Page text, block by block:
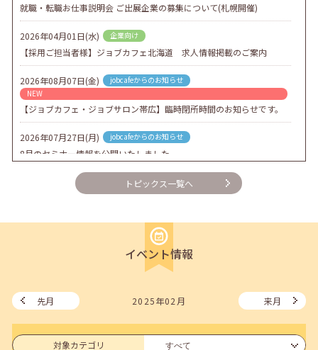
就職・転職お仕事説明会 ご出展企業の募集について(札幌開催)
2026年04月01日(水) 企業向け
【採用ご担当者様】ジョブカフェ北海道 求人情報掲載のご案内
2026年08月07日(金)
jobcafeからのお知らせ
NEW
【ジョブカフェ・ジョブサロン帯広】臨時閉所時間のお知らせです。
2026年07月27日(月) jobcafeからのお知らせ
8月のセミナー情報を公開いたしました。
2026年07月01日(水) 企業向け
企業様向けセミナー「現場を巻き込む！人事のための『越境人材育
jobcafeからのお知らせ
7月のセミナー情報を公開いたしました。
メールカウンセリング、就職決定報告フォーム復旧いたしました。
2026年05月25日(月) jobcafeからのお知らせ
6月のセミナー情報を公開いたしました。
トピックス一覧へ
イベント情報
先月 2025年02月 来月
対象カテゴリ